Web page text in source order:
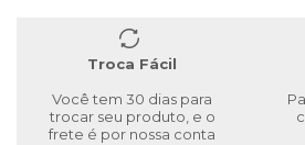
Troca Fácil
Você tem 30 dias para
trocar seu produto, e o
frete é por nossa conta